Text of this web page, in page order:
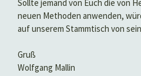
Sollte jemand von Euch die von
neuen Methoden anwenden,
auf unserem Stammtisch von
Gruß
Wolfgang Mallin